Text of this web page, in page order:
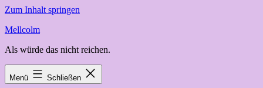
Zum Inhalt springen
Mellcolm
Als würde das nicht reichen.
Menü Schließen